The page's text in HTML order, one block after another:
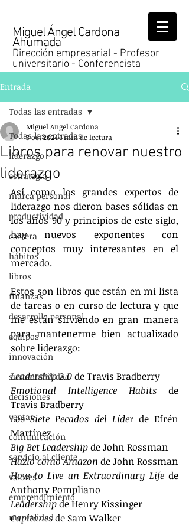
Miguel Ángel Cardona
Ahumada
Dirección empresarial - Profesor
universitario - Conferencista
Entrada
Todas las entradas
liderazgo
estrategia
marca personal
productividad
carrera
hábitos
libros
finanzas
desarrollo personal
equipos
innovación
sustentabilidad
decisiones
ventas
comunicación
servicio al cliente
valores
emprendimiento
mentalidad
Todas las entradas
Libros para renovar nuestro
liderazgo
Miguel Angel Cardona
3 oct 20241 min de lectura
Así como los grandes expertos de
liderazgo nos dieron bases sólidas en
los años 90 y principios de este siglo,
hay nuevos exponentes con
conceptos muy interesantes en el
mercado.
Estos son libros que están en mi lista
de tareas o en curso de lectura y que
me están sirviendo en gran manera
para mantenerme bien actualizado
sobre liderazgo:
Leadership 2.0 de Travis Bradberry
Emotional Intelligence Habits de
Travis Bradberry
Los Siete Pecados del Líder de Efrén
Martínez
Big Bet Leadership de John Rossman
Hazlo como Amazon de John Rossman
How to Live an Extraordinary Life de
Anthony Pompliano
Leadership de Henry Kissinger
Capitanes de Sam Walker